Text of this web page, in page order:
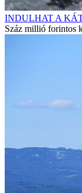
INDULHAT A
Száz millió forintos